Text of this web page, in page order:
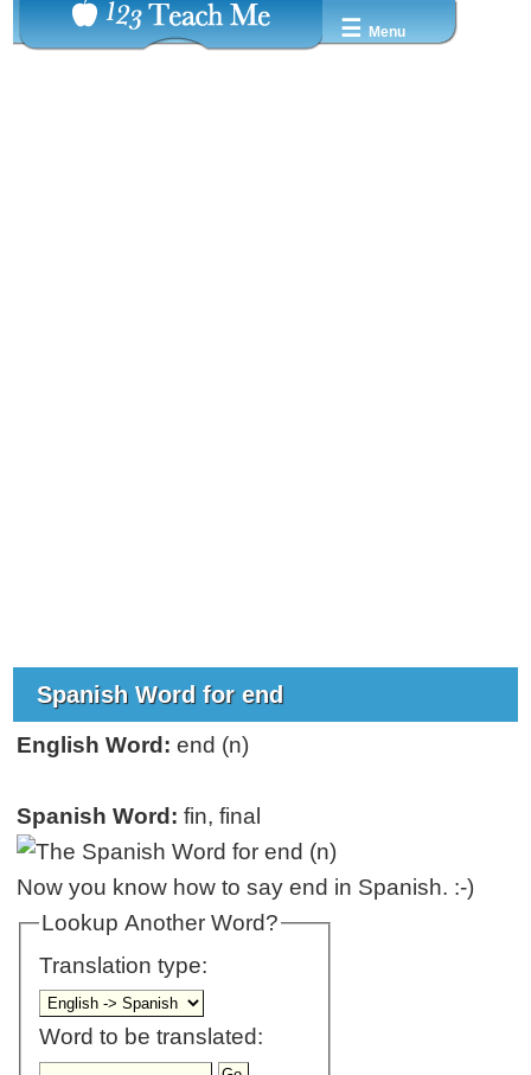
☰ Menu
Spanish Word for end
English Word: end (n)
Spanish Word: fin, final
Now you know how to say end in Spanish. :-)
Lookup Another Word?
Translation type:
Word to be translated: